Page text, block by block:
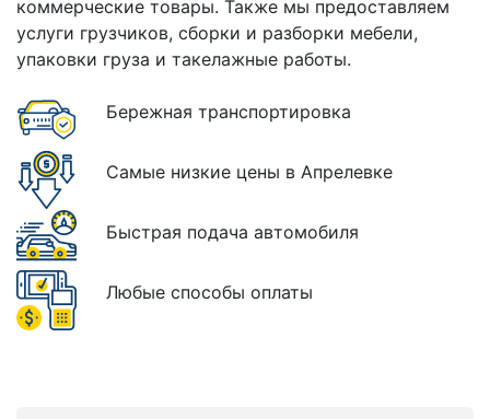
коммерческие товары. Также мы предоставляем
услуги грузчиков, сборки и разборки мебели,
упаковки груза и такелажные работы.
Бережная транспортировка
Самые низкие цены в Апрелевке
Быстрая подача автомобиля
Любые способы оплаты